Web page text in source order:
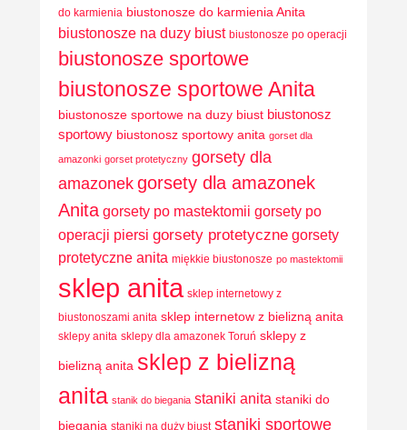
do karmienia biustonosze do karmienia Anita
biustonosze na duzy biust biustonosze po operacji
biustonosze sportowe
biustonosze sportowe Anita
biustonosze sportowe na duzy biust biustonosz
sportowy biustonosz sportowy anita gorset dla
amazonki gorset protetyczny gorsety dla
amazonekgorsety dla amazonek
Anita gorsety po mastektomii gorsety po
operacji piersi gorsety protetyczne gorsety
protetyczne anita miękkie biustonosze po mastektomii
sklep anita sklep internetowy z
biustonoszami anita sklep internetow z bielizną anita
sklepy anita sklepy dla amazonek Toruń sklepy z
bielizną anita sklep z bielizną
anita stanik do biegania staniki anita staniki do
biegania staniki na duży biust staniki sportowe